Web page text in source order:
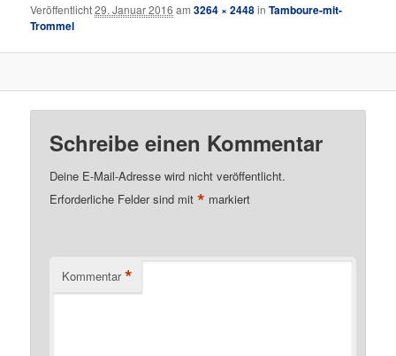
Veröffentlicht29. Januar 2016 am3264 × 2448inTamboure-mit-
Trommel
Schreibe einen Kommentar
Deine E-Mail-Adresse wird nicht veröffentlicht.
Erforderliche Felder sind mit* markiert
Kommentar *